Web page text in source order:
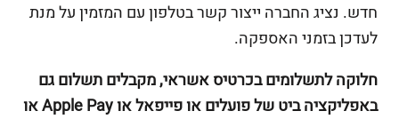
חדש. נציג החברה ייצור קשר בטלפון עם המזמין על מנת
לעדכן בזמני האספקה.
חלוקה לתשלומים בכרטיס אשראי, מקבלים תשלום גם
באפליקציה ביט של פועלים או פייפאל או Apple Pay או